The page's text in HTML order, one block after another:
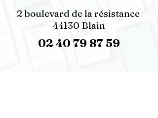
2 boulevard de la résistance
44130 Blain
02 40 79 87 59